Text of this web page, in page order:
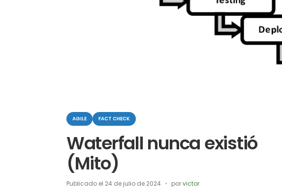
Categorias
AGILE FACT CHECK
Waterfall nunca existió
(Mito)
Publicado el 24 de julio de 2024 porvictor